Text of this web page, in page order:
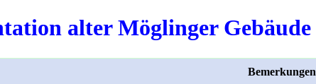
alter Möglinger Gebäude
Bemerkungen